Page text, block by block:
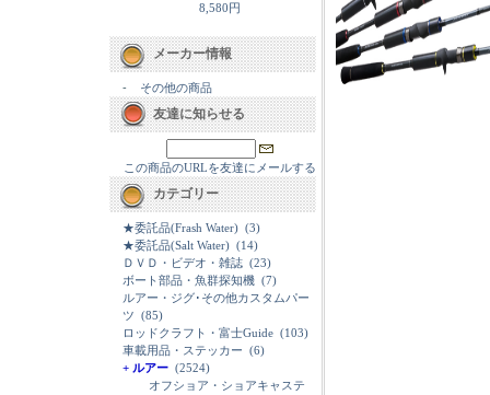
8,580円
メーカー情報
- その他の商品
友達に知らせる
この商品のURLを友達にメールする
カテゴリー
★委託品(Frash Water) (3)
★委託品(Salt Water) (14)
ＤＶＤ・ビデオ・雑誌 (23)
ボート部品・魚群探知機 (7)
ルアー・ジグ･その他カスタムパー
ツ (85)
ロッドクラフト・富士Guide (103)
車載用品・ステッカー (6)
+ ルアー (2524)
オフショア・ショアキャステ